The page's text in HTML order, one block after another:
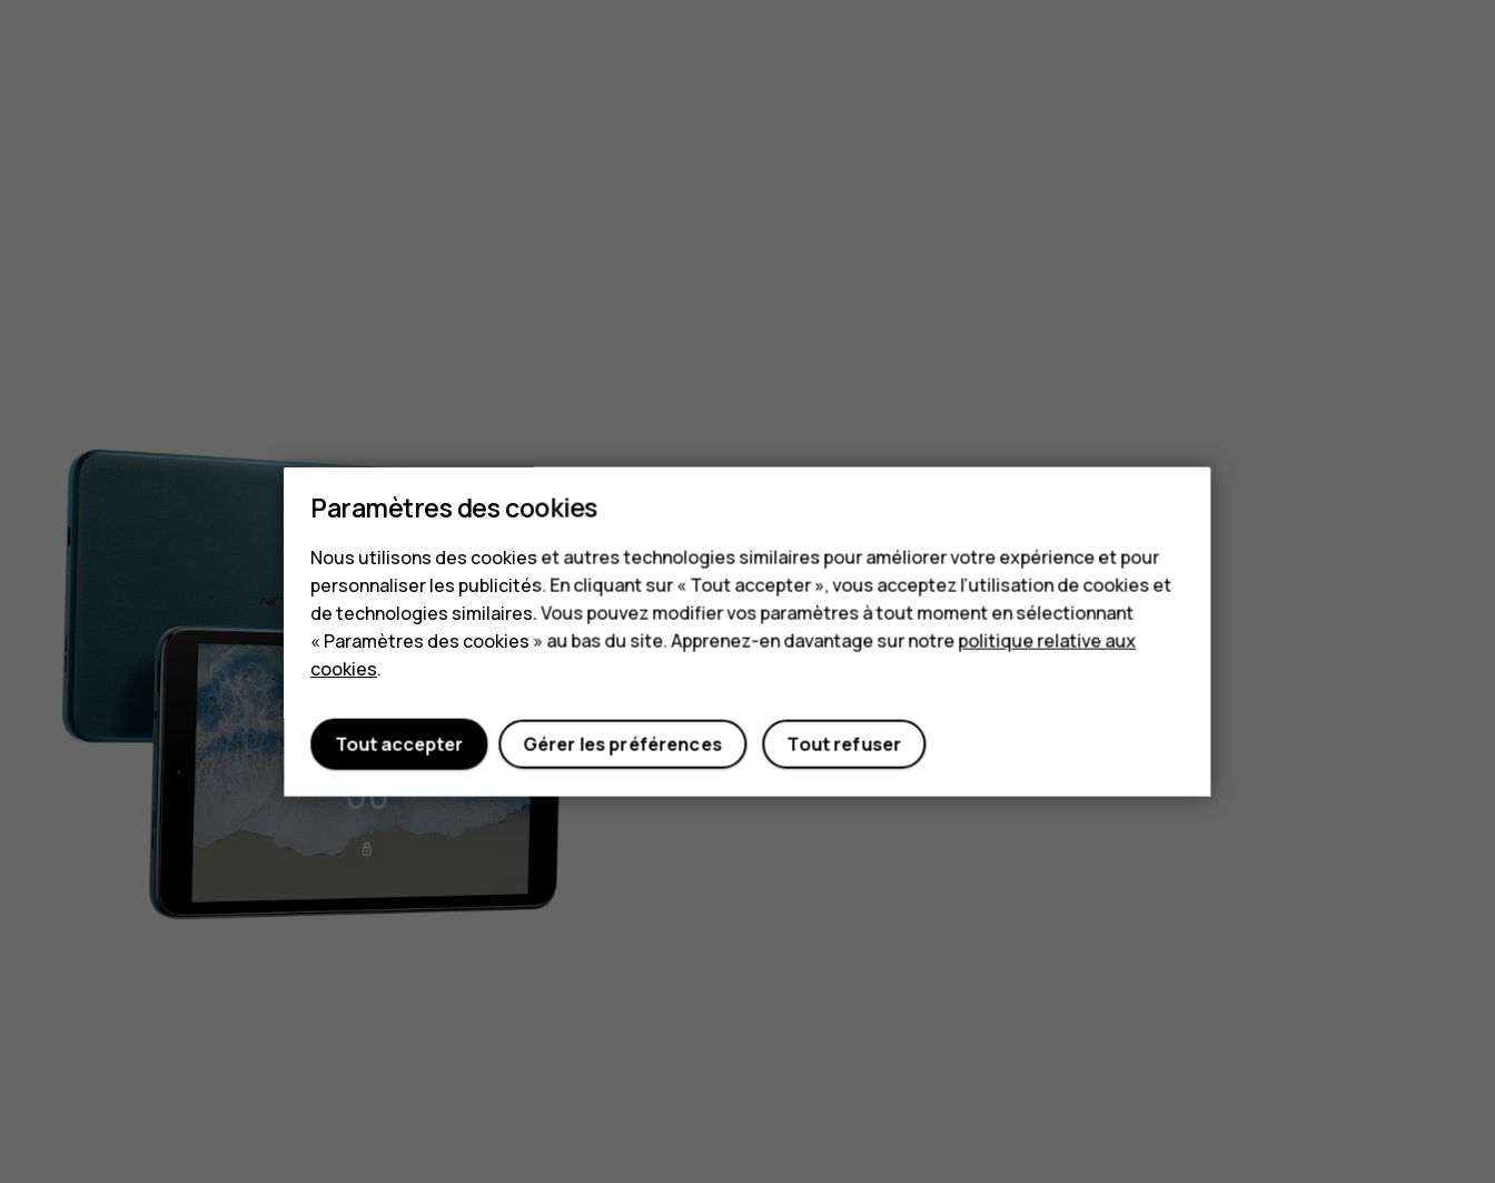
Paramètres des cookies
Nous utilisons des cookies et autres technologies similaires pour améliorer votre expérience et pour
personnaliser les publicités. En cliquant sur « Tout accepter », vous acceptez l’utilisation de cookies et
de technologies similaires. Vous pouvez modifier vos paramètres à tout moment en sélectionnant
« Paramètres des cookies » au bas du site. Apprenez-en davantage sur notrepolitique relative aux
cookies.
Tout refuser
Gérer les préférences
Tout accepter